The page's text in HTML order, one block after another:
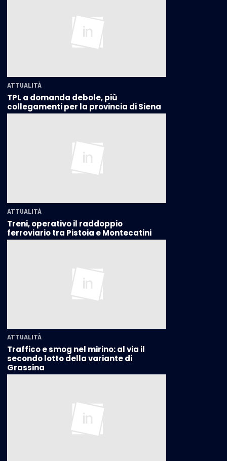
ATTUALITÀ
TPL a domanda debole, più
collegamenti per la provincia di Siena
ATTUALITÀ
Treni, operativo il raddoppio
ferroviario tra Pistoia e Montecatini
ATTUALITÀ
Traffico e smog nel mirino: al via il
secondo lotto della variante di
Grassina